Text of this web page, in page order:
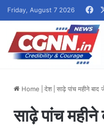
Friday, August 7 2026
Home देश साढ़े पांच महीने
साढ़े पांच